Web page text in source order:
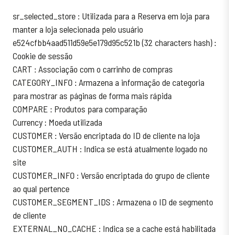
sr_selected_store : Utilizada para a Reserva em loja para
manter a loja selecionada pelo usuário
e524cfbb4aad511d59e5e179d95c521b (32 characters hash) :
Cookie de sessão
CART : Associação com o carrinho de compras
CATEGORY_INFO : Armazena a informação de categoria
para mostrar as páginas de forma mais rápida
COMPARE : Produtos para comparação
Currency : Moeda utilizada
CUSTOMER : Versão encriptada do ID de cliente na loja
CUSTOMER_AUTH : Indica se está atualmente logado no
site
CUSTOMER_INFO : Versão encriptada do grupo de cliente
ao qual pertence
CUSTOMER_SEGMENT_IDS : Armazena o ID de segmento
de cliente
EXTERNAL_NO_CACHE : Indica se a cache está habilitada